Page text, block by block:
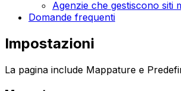
Agenzie che gestiscono siti
Domande frequenti
Impostazioni
La pagina include Mappature e